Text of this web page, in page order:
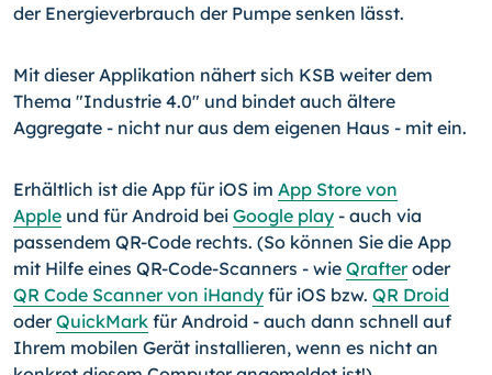
der Energieverbrauch der Pumpe senken lässt.
Mit dieser Applikation nähert sich KSB weiter dem
Thema "In­dustrie 4.0" und bindet auch ältere
Aggregate - nicht nur aus dem eigenen Haus - mit ein.
Erhältlich ist die App für iOS im App Store von
Apple und für Android bei Google play - auch via
passendem QR-Code rechts. (So können Sie die App
mit Hilfe eines QR-Code-Scan­ners - wie Qrafteroder
QR Code Scanner von iHandy für iOS bzw. QR Droid
oderQuickMark für Android - auch dann schnell auf
Ihrem mobilen Gerät installieren, wenn es nicht an